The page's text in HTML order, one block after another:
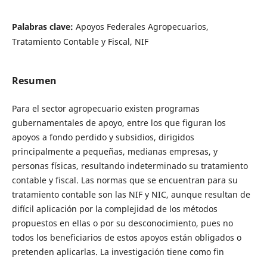
Palabras clave: Apoyos Federales Agropecuarios,
Tratamiento Contable y Fiscal, NIF
Resumen
Para el sector agropecuario existen programas
gubernamentales de apoyo, entre los que figuran los
apoyos a fondo perdido y subsidios, dirigidos
principalmente a pequeñas, medianas empresas, y
personas físicas, resultando indeterminado su tratamiento
contable y fiscal. Las normas que se encuentran para su
tratamiento contable son las NIF y NIC, aunque resultan de
difícil aplicación por la complejidad de los métodos
propuestos en ellas o por su desconocimiento, pues no
todos los beneficiarios de estos apoyos están obligados o
pretenden aplicarlas. La investigación tiene como fin